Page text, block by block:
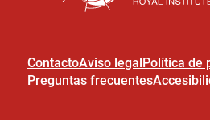
ContactoAviso legalPolítica de
Preguntas frecuentes